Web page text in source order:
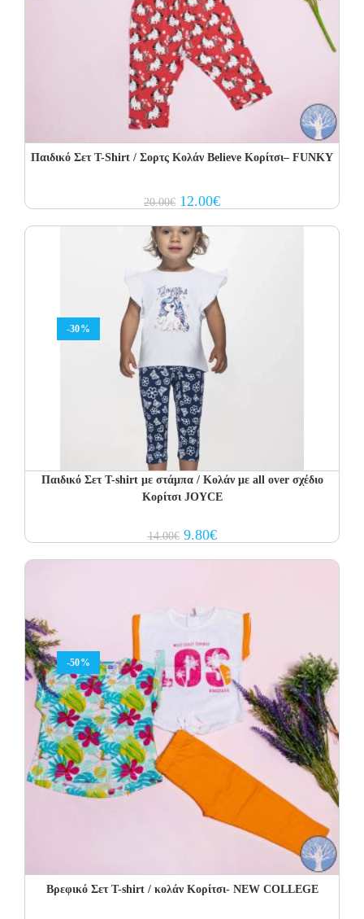
Παιδικό Σετ Τ-Shirt / Σορτς Κολάν Believe Κορίτσι– FUNKY
20.00€ Original
price
20.00€.
12.00€Current
price
-30%
Παιδικό Σετ T-shirt με στάμπα / Κολάν με all over σχέδιο
Κορίτσι JOYCE
14.00€ Original
price
9.80€Current
price
-50%
Βρεφικό Σετ T-shirt / κολάν Κορίτσι- NEW COLLEGE